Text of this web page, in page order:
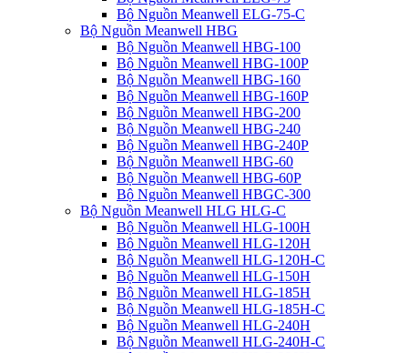
Bộ Nguồn Meanwell ELG-75-C
Bộ Nguồn Meanwell HBG
Bộ Nguồn Meanwell HBG-100
Bộ Nguồn Meanwell HBG-100P
Bộ Nguồn Meanwell HBG-160
Bộ Nguồn Meanwell HBG-160P
Bộ Nguồn Meanwell HBG-200
Bộ Nguồn Meanwell HBG-240
Bộ Nguồn Meanwell HBG-240P
Bộ Nguồn Meanwell HBG-60
Bộ Nguồn Meanwell HBG-60P
Bộ Nguồn Meanwell HBGC-300
Bộ Nguồn Meanwell HLG HLG-C
Bộ Nguồn Meanwell HLG-100H
Bộ Nguồn Meanwell HLG-120H
Bộ Nguồn Meanwell HLG-120H-C
Bộ Nguồn Meanwell HLG-150H
Bộ Nguồn Meanwell HLG-185H
Bộ Nguồn Meanwell HLG-185H-C
Bộ Nguồn Meanwell HLG-240H
Bộ Nguồn Meanwell HLG-240H-C